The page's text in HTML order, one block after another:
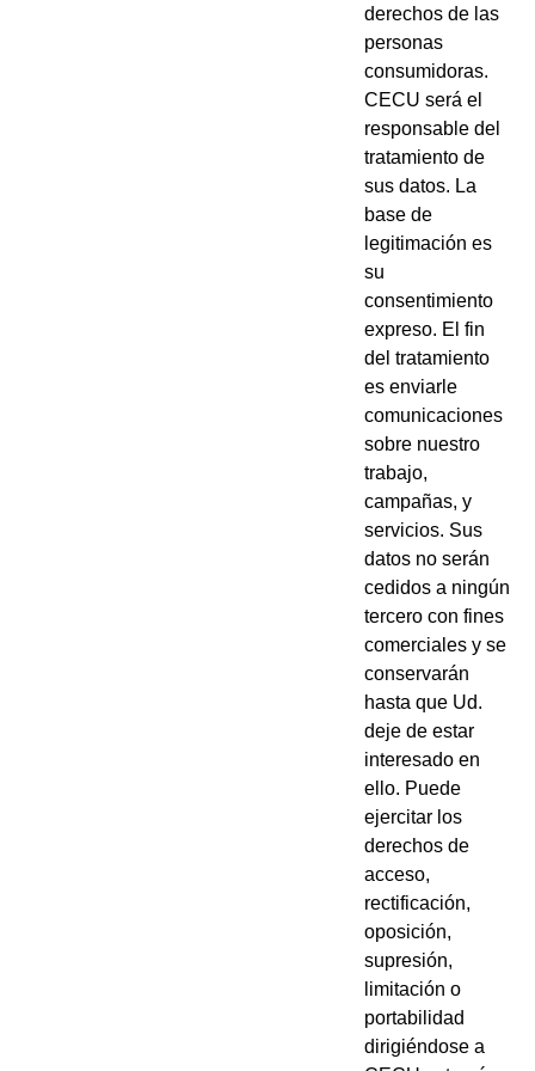
derechos de las
personas
consumidoras.
CECU será el
responsable del
tratamiento de
sus datos. La
base de
legitimación es
su
consentimiento
expreso. El fin
del tratamiento
es enviarle
comunicaciones
sobre nuestro
trabajo,
campañas, y
servicios. Sus
datos no serán
cedidos a ningún
tercero con fines
comerciales y se
conservarán
hasta que Ud.
deje de estar
interesado en
ello. Puede
ejercitar los
derechos de
acceso,
rectificación,
oposición,
supresión,
limitación o
portabilidad
dirigiéndose a